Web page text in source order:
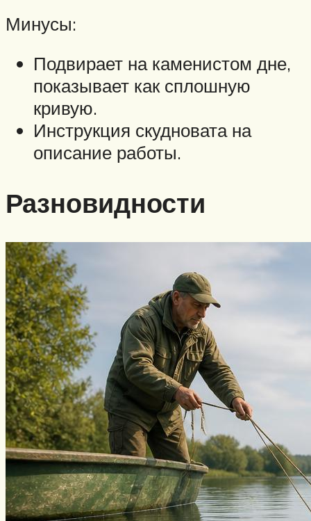
Минусы:
Подвирает на каменистом дне,
показывает как сплошную
кривую.
Инструкция скудновата на
описание работы.
Разновидности